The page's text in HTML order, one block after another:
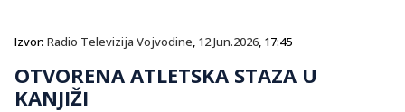
Izvor: Radio Televizija Vojvodine, 12.Jun.2026, 17:45
OTVORENA ATLETSKA STAZA U
KANJIŽI